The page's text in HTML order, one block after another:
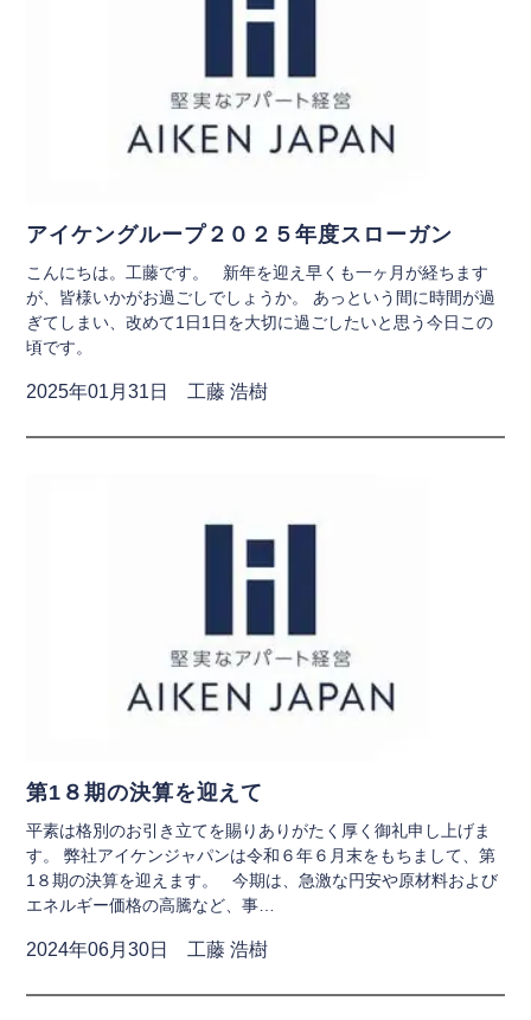
アイケングループ２０２５年度スローガン
こんにちは。工藤です。 新年を迎え早くも一ヶ月が経ちます
が、皆様いかがお過ごしでしょうか。 あっという間に時間が過
ぎてしまい、改めて1日1日を大切に過ごしたいと思う今日この
頃です。
2025年01月31日 工藤 浩樹
第1８期の決算を迎えて
平素は格別のお引き立てを賜りありがたく厚く御礼申し上げま
す。 弊社アイケンジャパンは令和６年６月末をもちまして、第
1８期の決算を迎えます。 今期は、急激な円安や原材料および
エネルギー価格の高騰など、事…
2024年06月30日 工藤 浩樹